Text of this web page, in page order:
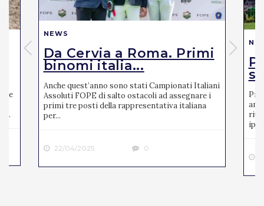
...
NEWS
Da Cervia a Roma. Primi
binomi italia...
Anche quest’anno sono stati Campionati Italiani
Assoluti FOPE di salto ostacoli ad assegnare i
primi tre posti della rappresentativa italiana
per...
22/04/2025 0